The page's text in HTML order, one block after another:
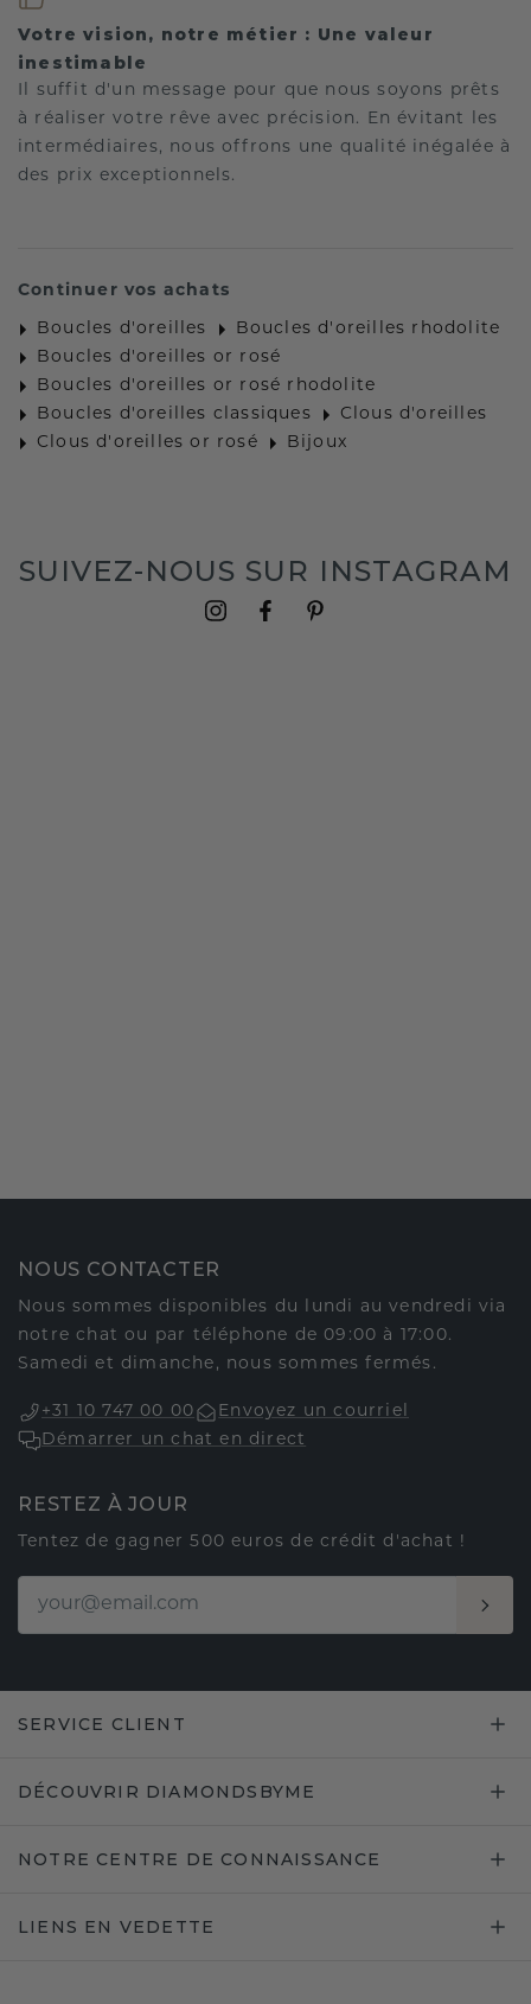
Votre vision, notre métier : Une valeur
inestimable
Il suffit d'un message pour que nous soyons prêts
à réaliser votre rêve avec précision. En évitant les
intermédiaires, nous offrons une qualité inégalée à
des prix exceptionnels.
Continuer vos achats
Boucles d'oreilles
Boucles d'oreilles rhodolite
Boucles d'oreilles or rosé
Boucles d'oreilles or rosé rhodolite
Boucles d'oreilles classiques
Clous d'oreilles
Clous d'oreilles or rosé
Bijoux
SUIVEZ-NOUS SUR INSTAGRAM
NOUS CONTACTER
Nous sommes disponibles du lundi au vendredi via
notre chat ou par téléphone de 09:00 à 17:00.
Samedi et dimanche, nous sommes fermés.
+31 10 747 00 00
Envoyez un courriel
Démarrer un chat en direct
RESTEZ À JOUR
Tentez de gagner 500 euros de crédit d'achat !
SERVICE CLIENT
DÉCOUVRIR DIAMONDSBYME
NOTRE CENTRE DE CONNAISSANCE
LIENS EN VEDETTE